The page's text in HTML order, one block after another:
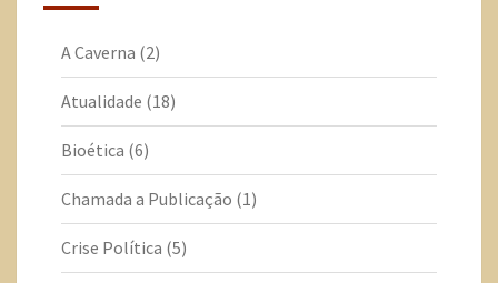
A Caverna (2)
Atualidade (18)
Bioética (6)
Chamada a Publicação (1)
Crise Política (5)